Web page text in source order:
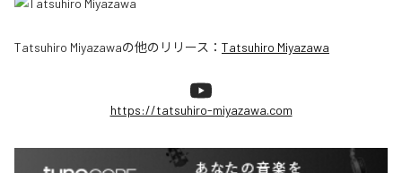
Tatsuhiro Miyazawaの他のリリース： Tatsuhiro Miyazawa
https://tatsuhiro-miyazawa.com